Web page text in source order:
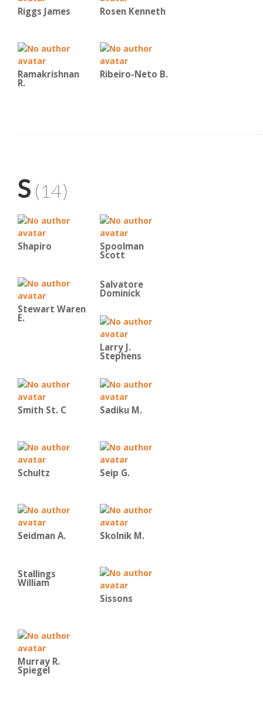
Riggs James Rosen Kenneth
Ramakrishnan
R.
Ribeiro-Neto B.
S (14)
Shapiro Spoolman
Scott
Stewart Waren
E.
Salvatore
Dominick
Larry J.
Stephens
Smith St. C Sadiku M.
Schultz Seip G.
Seidman A. Skolnik M.
Stallings
William
Sissons
Murray R.
Spiegel